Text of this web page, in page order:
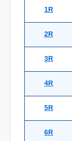
1R
2R
3R
4R
5R
6R